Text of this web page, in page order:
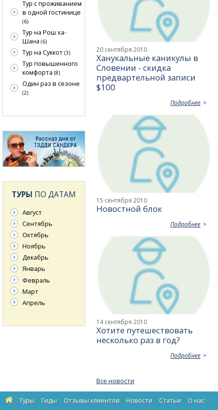
20 сентября 2010
Ханукальные каникулы в
Словении - скидка
предвартельной записи
$100
Подробнее
15 сентября 2010
Новостной блок
Подробнее
14 сентября 2010
Хотите путешествовать
несколько раз в год?
Подробнее
Все новости
Тур с проживанием
в одной гостинице
(6)
Тур на Рош ха-
Шана (6)
Тур на Суккот (3)
Тур повышенного
комфорта (8)
Один раз в сезоне
(2)
ТУРЫ ПО ДАТАМ
Август
Сентябрь
Октябрь
Ноябрь
Декабрь
Январь
Февраль
Март
Апрель
Туры Гиды Отзывы клиентов Новости Статьи О нас